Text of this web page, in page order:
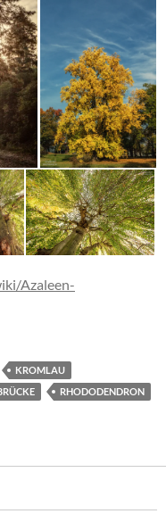
Azaleen-
KROMLAU
RHODODENDRON